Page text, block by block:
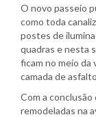
O novo passeio
como toda
postes de
quadras e nesta
ficam no meio
camada de
Com a
remodeladas na